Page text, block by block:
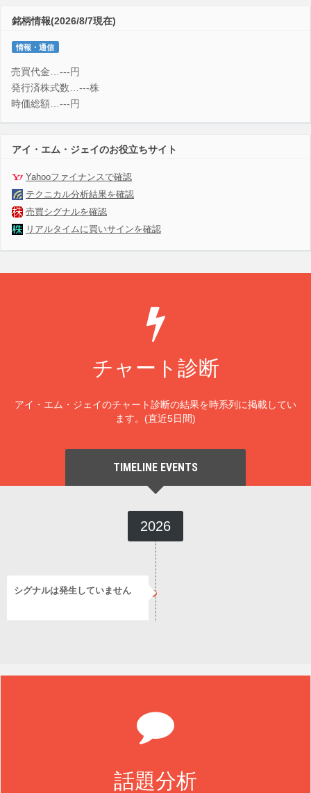
銘柄情報(2026/8/7現在)
情報・通信
売買代金…---円
発行済株式数…---株
時価総額…---円
アイ・エム・ジェイのお役立ちサイト
Yahooファイナンスで確認
テクニカル分析結果を確認
売買シグナルを確認
リアルタイムに買いサインを確認
チャート診断
アイ・エム・ジェイのチャート診断の結果を時系列に掲載してい
ます。(直近5日間)
TIMELINE EVENTS
2026
シグナルは発生していません
話題分析